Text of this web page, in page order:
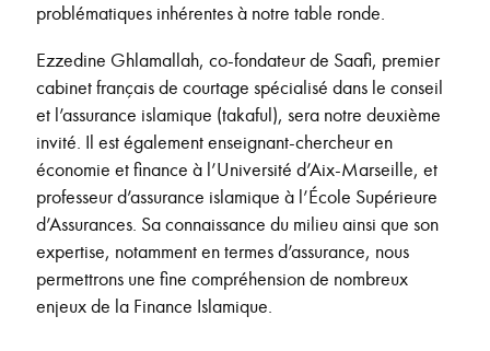
problématiques inhérentes à notre table ronde.
Ezzedine Ghlamallah, co-fondateur de Saafi, premier
cabinet français de courtage spécialisé dans le conseil
et l’assurance islamique (takaful), sera notre deuxième
invité. Il est également enseignant-chercheur en
économie et finance à l’Université d’Aix-Marseille, et
professeur d’assurance islamique à l’École Supérieure
d’Assurances. Sa connaissance du milieu ainsi que son
expertise, notamment en termes d’assurance, nous
permettrons une fine compréhension de nombreux
enjeux de la Finance Islamique.